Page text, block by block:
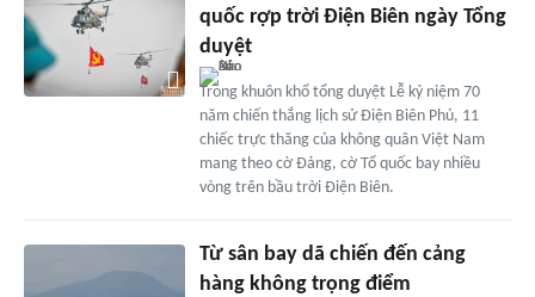
quốc rợp trời Điện Biên ngày Tổng
duyệt
Trong khuôn khổ tổng duyệt Lễ kỷ niệm 70
năm chiến thắng lịch sử Điện Biên Phủ, 11
chiếc trực thăng của không quân Việt Nam
mang theo cờ Đảng, cờ Tổ quốc bay nhiều
vòng trên bầu trời Điện Biên.
Từ sân bay dã chiến đến cảng
hàng không trọng điểm